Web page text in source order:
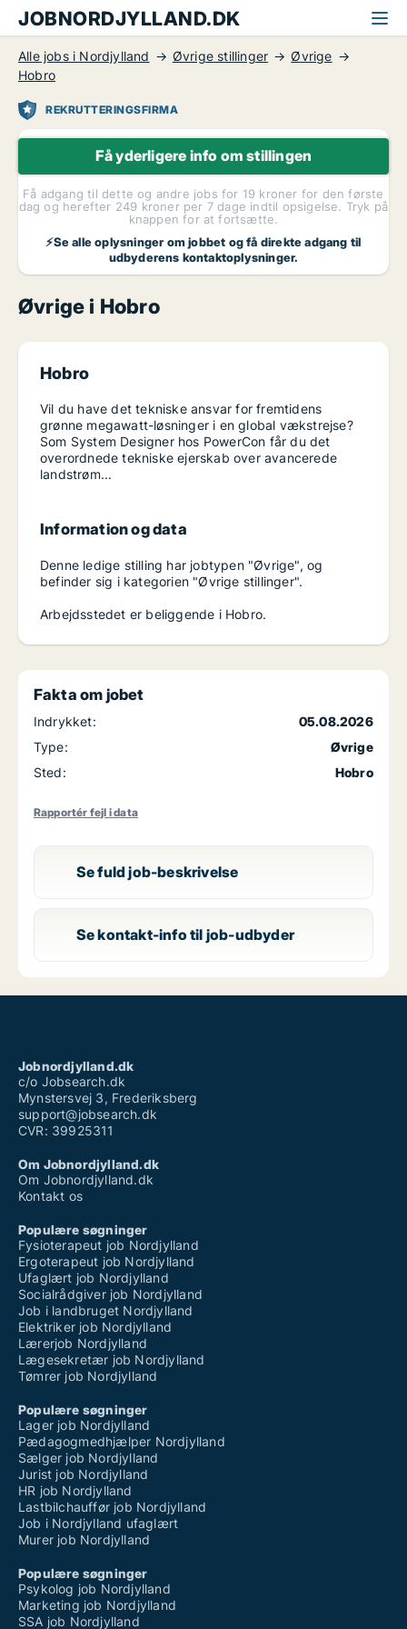
JOBNORDJYLLAND.DK
Alle jobs i Nordjylland Øvrige stillinger
Øvrige
Hobro
REKRUTTERINGSFIRMA
Få yderligere info om stillingen
Få adgang til dette og andre jobs for 19 kroner for den første
dag og herefter 249 kroner per 7 dage indtil opsigelse. Tryk på
knappen for at fortsætte.
⚡Se alle oplysninger om jobbet og få direkte adgang til
udbyderens kontaktoplysninger.
Øvrige i Hobro
Hobro
Vil du have det tekniske ansvar for fremtidens
grønne megawatt-løsninger i en global vækstrejse?
Som System Designer hos PowerCon får du det
overordnede tekniske ejerskab over avancerede
landstrøm...
Information og data
Denne ledige stilling har jobtypen "Øvrige", og
befinder sig i kategorien "Øvrige stillinger".
Arbejdsstedet er beliggende i Hobro.
Fakta om jobet
Indrykket:
05.08.2026
Type:
Øvrige
Sted:
Hobro
Rapportér fejl i data
Se fuld job-beskrivelse
Se kontakt-info til job-udbyder
Jobnordjylland.dk
c/o Jobsearch.dk
Mynstersvej 3, Frederiksberg
support@jobsearch.dk
CVR: 39925311
Om Jobnordjylland.dk
Om Jobnordjylland.dk
Kontakt os
Populære søgninger
Fysioterapeut job Nordjylland
Ergoterapeut job Nordjylland
Ufaglært job Nordjylland
Socialrådgiver job Nordjylland
Job i landbruget Nordjylland
Elektriker job Nordjylland
Lærerjob Nordjylland
Lægesekretær job Nordjylland
Tømrer job Nordjylland
Populære søgninger
Lager job Nordjylland
Pædagogmedhjælper Nordjylland
Sælger job Nordjylland
Jurist job Nordjylland
HR job Nordjylland
Lastbilchauffør job Nordjylland
Job i Nordjylland ufaglært
Murer job Nordjylland
Populære søgninger
Psykolog job Nordjylland
Marketing job Nordjylland
SSA job Nordjylland